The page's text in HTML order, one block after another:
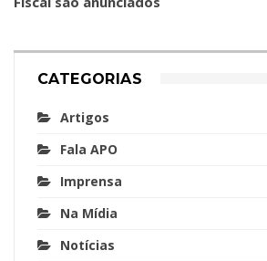
CATEGORIAS
Artigos
Fala APO
Imprensa
Na Mídia
Notícias